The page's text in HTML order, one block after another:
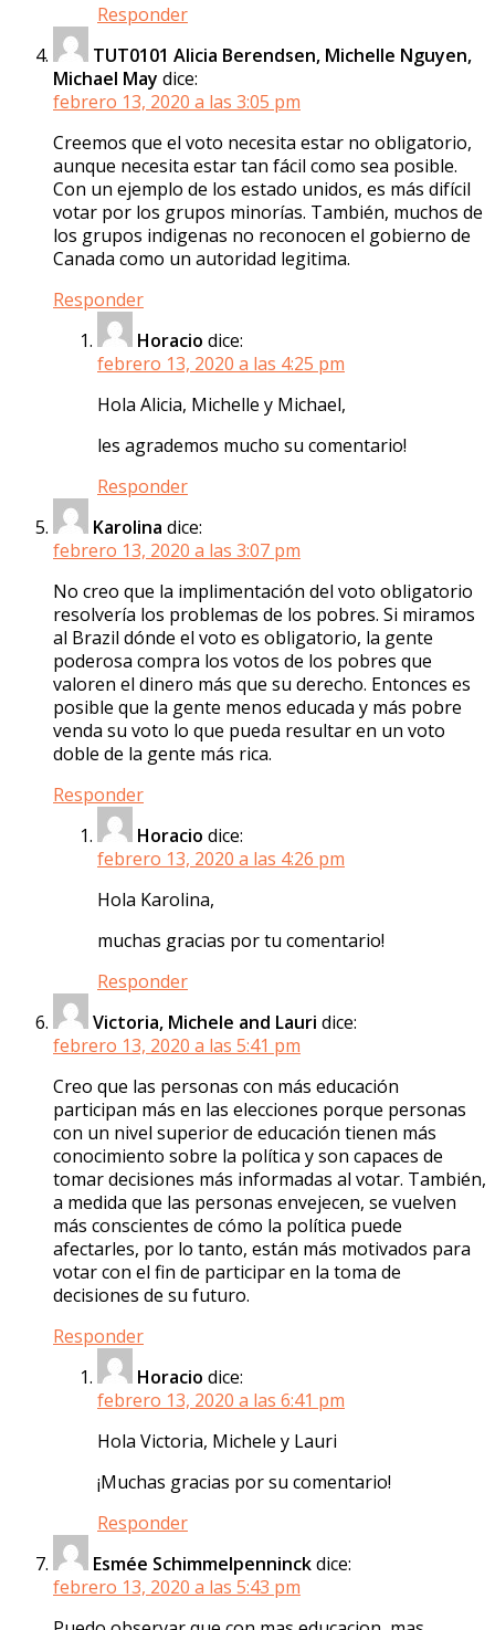
Responder
TUT0101 Alicia Berendsen, Michelle Nguyen,
Michael May dice:
febrero 13, 2020 a las 3:05 pm
Creemos que el voto necesita estar no obligatorio,
aunque necesita estar tan fácil como sea posible.
Con un ejemplo de los estado unidos, es más difícil
votar por los grupos minorías. También, muchos de
los grupos indigenas no reconocen el gobierno de
Canada como un autoridad legitima.
Responder
Horacio dice:
febrero 13, 2020 a las 4:25 pm
Hola Alicia, Michelle y Michael,
les agrademos mucho su comentario!
Responder
Karolina dice:
febrero 13, 2020 a las 3:07 pm
No creo que la implimentación del voto obligatorio
resolvería los problemas de los pobres. Si miramos
al Brazil dónde el voto es obligatorio, la gente
poderosa compra los votos de los pobres que
valoren el dinero más que su derecho. Entonces es
posible que la gente menos educada y más pobre
venda su voto lo que pueda resultar en un voto
doble de la gente más rica.
Responder
Horacio dice:
febrero 13, 2020 a las 4:26 pm
Hola Karolina,
muchas gracias por tu comentario!
Responder
Victoria, Michele and Lauri dice:
febrero 13, 2020 a las 5:41 pm
Creo que las personas con más educación
participan más en las elecciones porque personas
con un nivel superior de educación tienen más
conocimiento sobre la política y son capaces de
tomar decisiones más informadas al votar. También,
a medida que las personas envejecen, se vuelven
más conscientes de cómo la política puede
afectarles, por lo tanto, están más motivados para
votar con el fin de participar en la toma de
decisiones de su futuro.
Responder
Horacio dice:
febrero 13, 2020 a las 6:41 pm
Hola Victoria, Michele y Lauri
¡Muchas gracias por su comentario!
Responder
Esmée Schimmelpenninckdice:
febrero 13, 2020 a las 5:43 pm